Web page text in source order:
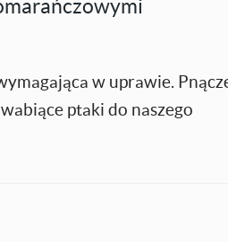
w uprawie.
ptaki do naszego